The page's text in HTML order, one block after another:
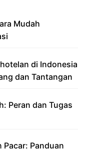
Mudah
di Indonesia
dan Tantangan
Peran dan Tugas
Pacar: Panduan